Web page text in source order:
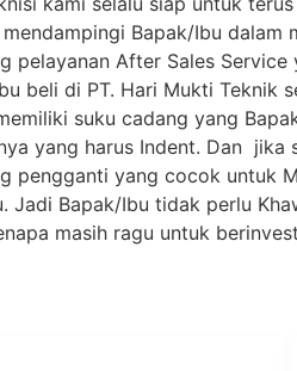
Bapak/Ibu
pelayanan After Sales
beli di PT. Hari Mukti Teknik
suku cadang yang
yang harus Indent. Dan
pengganti yang cocok untuk
Jadi Bapak/Ibu tidak perlu
masih ragu untuk